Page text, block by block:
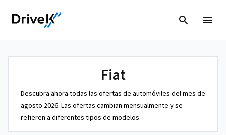
Fiat
Descubra ahora todas las ofertas de automóviles del mes de
agosto 2026. Las ofertas cambian mensualmente y se
refieren a diferentes tipos de modelos.